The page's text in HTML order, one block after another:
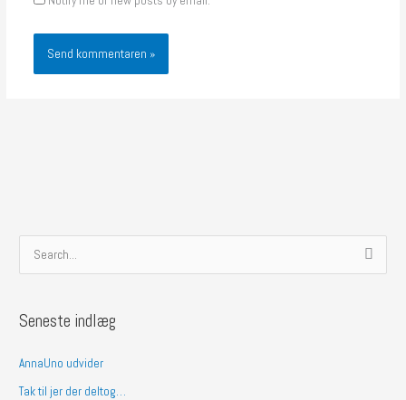
e
f
Seneste indlæg
AnnaUno udvider
Tak til jer der deltog…